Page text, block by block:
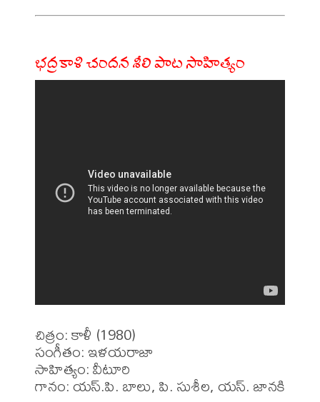
భద్రకాళి చందన శీలి పాట సాహిత్యం
చిత్రం: కాళీ (1980)
సంగీతం: ఇళయరాజా
సాహిత్యం: వీటూరి
గానం: యస్.పి. బాలు, పి. సుశీల, యస్. జానకి